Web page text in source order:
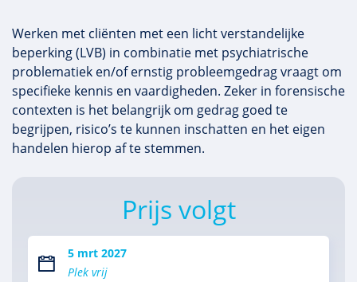
Werken met cliënten met een licht verstandelijke
beperking (LVB) in combinatie met psychiatrische
problematiek en/of ernstig probleemgedrag vraagt om
specifieke kennis en vaardigheden. Zeker in forensische
contexten is het belangrijk om gedrag goed te
begrijpen, risico’s te kunnen inschatten en het eigen
handelen hierop af te stemmen.
Prijs volgt
5 mrt 2027
Plek vrij